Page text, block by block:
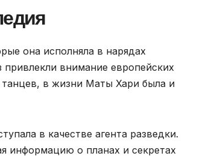
она исполняла в нарядах
привлекли внимание европейских
танцев, в жизни Маты Хари была и
в качестве агента разведки.
информацию о планах и секретах